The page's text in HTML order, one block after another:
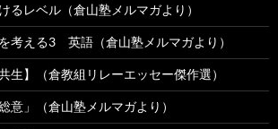
るレベル（倉山塾メルマガより）
考える3 英語（倉山塾メルマガより）
生】（倉教組リレーエッセー傑作選）
意」（倉山塾メルマガより）